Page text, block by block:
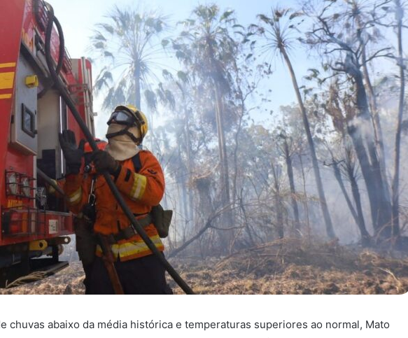
chuvas abaixo da média histórica e temperaturas superiores ao normal, Mato